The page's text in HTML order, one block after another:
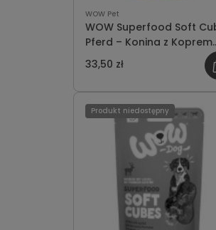
WOW Pet
WOW Superfood Soft
Pferd – Konina z Koprem
Włoskim Miękkie
dla Psa 150g
33,50 zł
Produkt niedostępny